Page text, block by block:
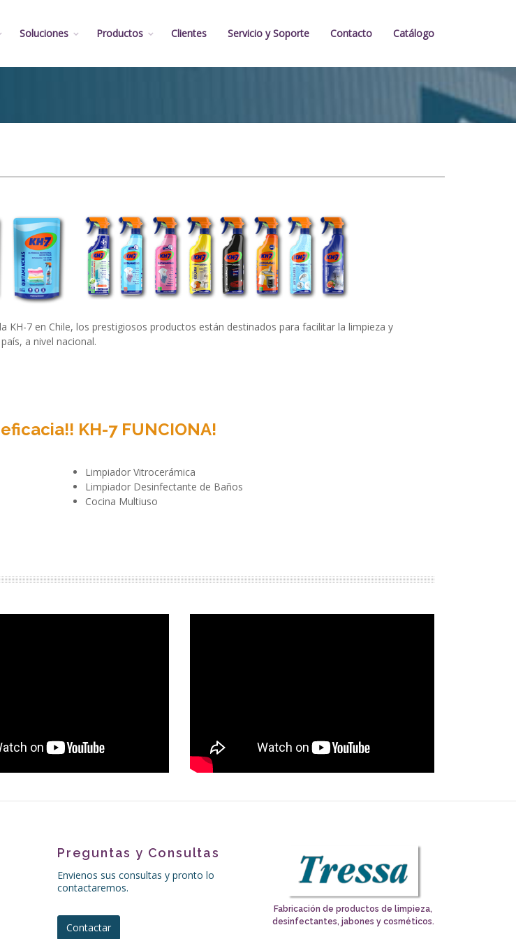
Soluciones Productos Clientes Servicio y Soporte Contacto Catálogo
7 en Chile, los prestigiosos productos están destinados para facilitar la limpieza y
a nivel nacional.
KH-7 FUNCIONA!
Limpiador Vitrocerámica
Limpiador Desinfectante de Baños
Cocina Multiuso
Preguntas y Consultas
Envienos sus consultas y pronto lo
contactaremos.
Contactar
Fabricación de productos de limpieza,
desinfectantes, jabones y cosméticos.